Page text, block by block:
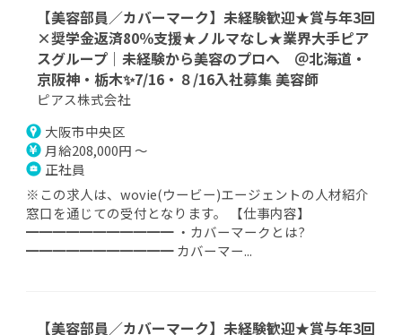
【美容部員／カバーマーク】未経験歓迎★賞与年3回
×奨学金返済80％支援★ノルマなし★業界大手ピア
スグループ｜未経験から美容のプロへ ＠北海道・
京阪神・栃木✨7/16・８/16入社募集 美容師
ピアス株式会社
大阪市中央区
月給208,000円 ～
正社員
※この求人は、wovie(ウービー)エージェントの人材紹介
窓口を通じての受付となります。 【仕事内容】
━━━━━━━━━━━ ・カバーマークとは?
━━━━━━━━━━━ カバーマー...
【美容部員／カバーマーク】未経験歓迎★賞与年3回